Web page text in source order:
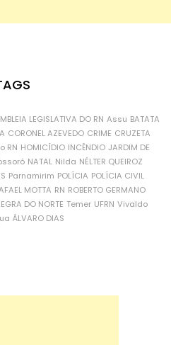
LEGISLATIVA DO RN Assu BATATA
CORONEL AZEVEDO CRIME CRUZETA
RN HOMICÍDIO INCÊNDIO JARDIM DE
NATAL Nilda NÉLTER QUEIROZ
Parnamirim POLÍCIA POLÍCIA CIVIL
MOTTA RN ROBERTO GERMANO
DO NORTE Temer UFRN Vivaldo
ÁLVARO DIAS